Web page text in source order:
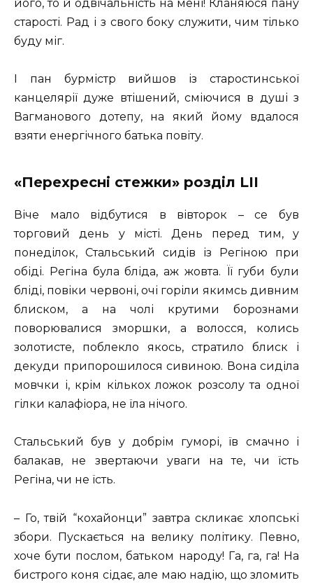
його, то й одвічальність на мені! Кланяюся пану
старості. Рад і з свого боку служити, чим тілько
буду міг.
І пан бурмістр вийшов із старостинської
канцелярії дуже втішений, сміючися в душі з
Вагманового дотепу, на який йому вдалося
взяти енергічного батька повіту.
«Перехресні стежки» розділ LII
Віче мало відбутися в вівторок – се був
торговий день у місті. День перед тим, у
понеділок, Стальський сидів із Регіною при
обіді. Регіна була бліда, аж жовта. Її губи були
бліді, повіки червоні, очі горіли якимсь дивним
блиском, а на чолі крутими борознами
поворювалися зморшки, а волосся, колись
золотисте, поблекло якось, стратило блиск і
декуди припорошилося сивиною. Вона сиділа
мовчки і, крім кількох ложок розсолу та одної
гілки калафіора, не їла нічого.
Стальський був у добрім гуморі, їв смачно і
балакав, не звертаючи уваги на те, чи їсть
Регіна, чи не їсть.
– Го, твій “кохайонци” завтра скликає хлопські
збори. Пускається на велику політику. Певно,
хоче бути послом, батьком народу! Га, га, га! На
бистрого коня сідає, але маю надію, що зломить